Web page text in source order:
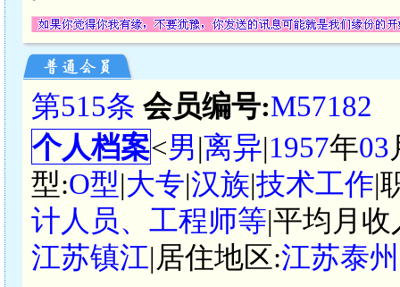
第515条 会员编号:M57182
个人档案<男|离异|1957年03
型:O型|大专|汉族|技术工作|
计人员、工程师等|平均月收
江苏镇江|居住地区:江苏泰州